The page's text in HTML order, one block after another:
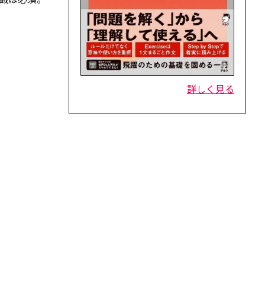
詳しく見る